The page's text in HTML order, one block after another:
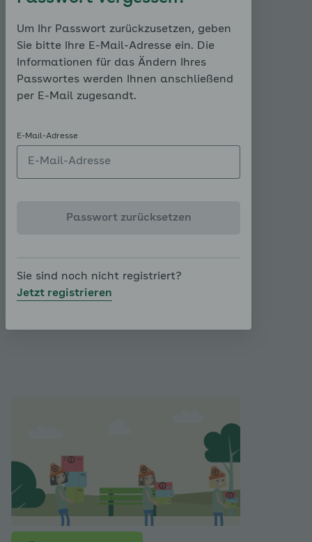
Um Ihr Passwort zurückzusetzen, geben
Sie bitte Ihre E-Mail-Adresse ein. Die
Informationen für das Ändern Ihres
Passwortes werden Ihnen anschließend
per E-Mail zugesandt.
E-Mail-Adresse
Passwort zurücksetzen
Sie sind noch nicht registriert?
Jetzt registrieren
länger eine Angststörung anhält, je
ausgeprägter diese ist und je vielfältiger
sie sich zeigt, desto höher ist das Risiko
des Kindes für einen ungünstigen Verlauf.
Gleiches gilt für die Entwicklung weiterer
Probleme oder psychischer Störungen.
Übung:Welche Folgen
haben anhaltende
Ängste?
Sie einfach auf die Hotspots. Über die
Infokästchen erfahren Sie mehr über die